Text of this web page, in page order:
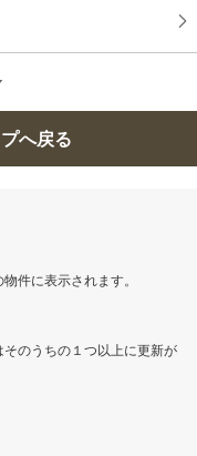
へ戻る
件に表示されます。
のうちの１つ以上に更新が